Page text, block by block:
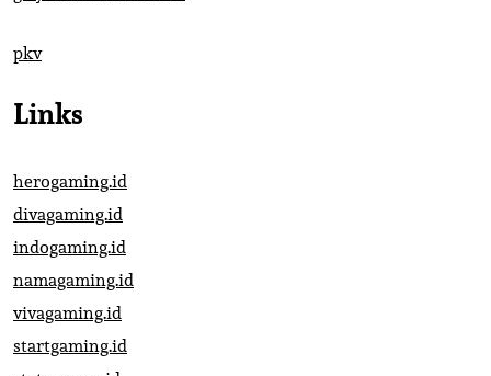
pkv
Links
herogaming.id
divagaming.id
indogaming.id
namagaming.id
vivagaming.id
startgaming.id